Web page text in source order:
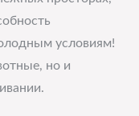
условиям!
но и